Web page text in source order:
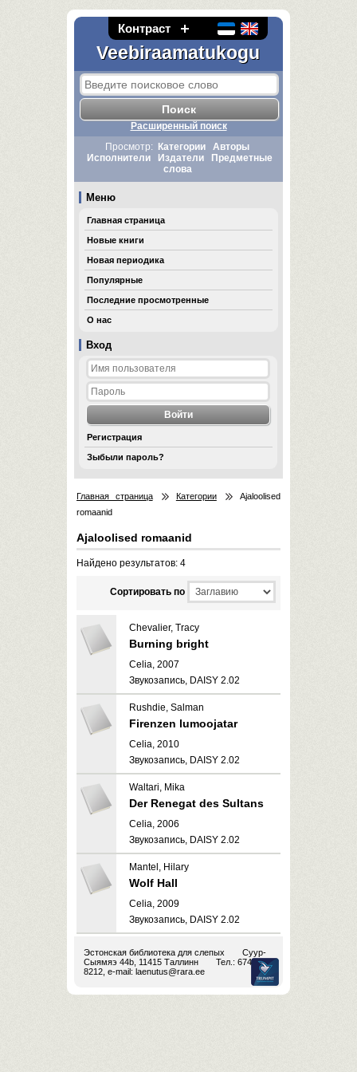
Контраст
Veebiraamatukogu
Вход
Регистрация
Зыбыли пароль?
Расширенный поиск
Просмотр:
Категории
Авторы
Исполнители
Издатели
Предметные
слова
Меню
Главная страница
Новые книги
Новая периодика
Популярные
Последние просмотренные
О нас
Главная страница Категории
Ajaloolised
romaanid
Ajaloolised romaanid
Найдено результатов: 4
Cортировать по
Chevalier, Tracy
Burning bright
Celia, 2007
Звукозапись, DAISY 2.02
Rushdie, Salman
Firenzen lumoojatar
Celia, 2010
Звукозапись, DAISY 2.02
Waltari, Mika
Der Renegat des Sultans
Celia, 2006
Звукозапись, DAISY 2.02
Mantel, Hilary
Wolf Hall
Celia, 2009
Звукозапись, DAISY 2.02
Эстонская библиотека для слепых
Суур-
Сыямяэ 44b, 11415 Таллинн
Тел.: 674
8212, e-mail: laenutus@rara.ee